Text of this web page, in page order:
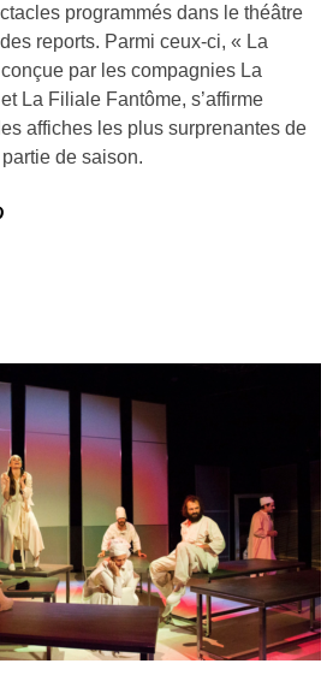
programmés dans le théâtre
reports. Parmi ceux-ci, « La
par les compagnies La
La Filiale Fantôme, s’affirme
affiches les plus surprenantes de
de saison.